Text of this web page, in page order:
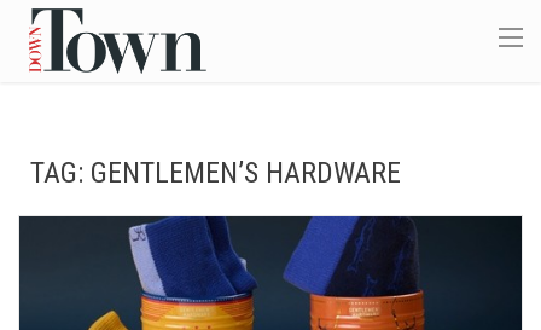
TAG: GENTLEMEN’S HARDWARE